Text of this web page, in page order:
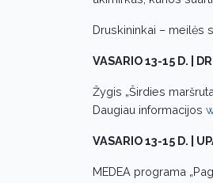
Druskininkai – meilės
VASARIO 13-15 D. |
Žygis „Širdies
Daugiau informacijos
VASARIO 13-15 D. |
MEDEA programa